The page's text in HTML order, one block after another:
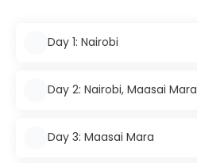
Day 1: Nairobi
Day 2: Nairobi, Maasai Mara
Day 3: Maasai Mara